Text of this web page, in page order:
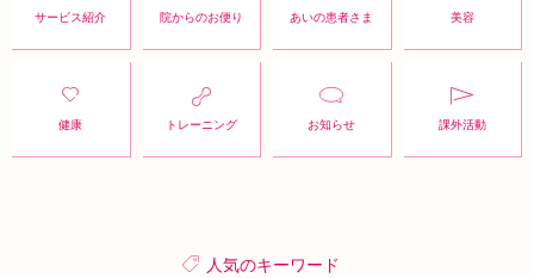
サービス紹介 院からのお便り あいの患者さま 美容
健康 トレーニング お知らせ 課外活動
人気のキーワード